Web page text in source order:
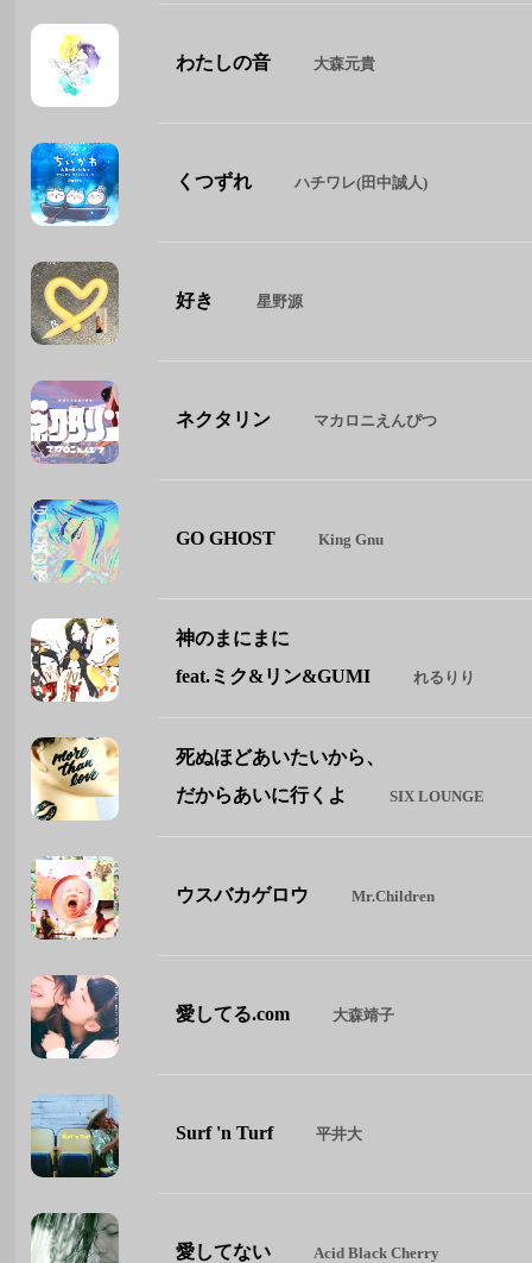
わたしの音 大森元貴
くつずれ ハチワレ(田中誠人)
好き 星野源
ネクタリン マカロニえんぴつ
GO GHOST King Gnu
神のまにまに
feat.ミク&リン&GUMI
れるりり
死ぬほどあいたいから、
だからあいに行くよ
SIX LOUNGE
ウスバカゲロウ Mr.Children
愛してる.com 大森靖子
Surf 'n Turf 平井大
愛してない Acid Black Cherry